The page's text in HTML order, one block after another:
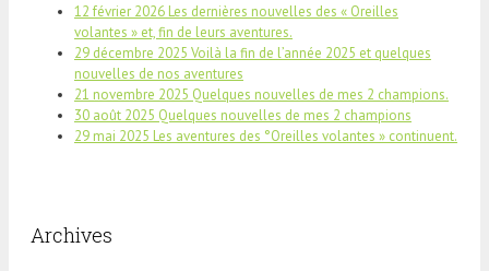
12 février 2026 Les dernières nouvelles des « Oreilles
volantes » et, fin de leurs aventures.
29 décembre 2025 Voilà la fin de l’année 2025 et quelques
nouvelles de nos aventures
21 novembre 2025 Quelques nouvelles de mes 2 champions.
30 août 2025 Quelques nouvelles de mes 2 champions
29 mai 2025 Les aventures des °Oreilles volantes » continuent.
Archives